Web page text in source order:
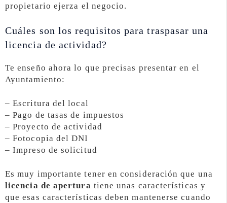
propietario ejerza el negocio.
Cuáles son los requisitos para traspasar una
licencia de actividad?
Te enseño ahora lo que precisas presentar en el
Ayuntamiento:
– Escritura del local
– Pago de tasas de impuestos
– Proyecto de actividad
– Fotocopia del DNI
– Impreso de solicitud
Es muy importante tener en consideración que una
licencia de apertura tiene unas características y
que esas características deben mantenerse cuando